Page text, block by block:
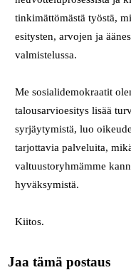
tinkimättömästä työstä,
esitysten, arvojen ja
valmistelussa.
Me sosialidemokraatit
talousarvioesitys lisää
syrjäytymistä, luo
tarjottavia palveluita,
valtuustoryhmämme
hyväksymistä.
Kiitos.
Jaa tämä postaus